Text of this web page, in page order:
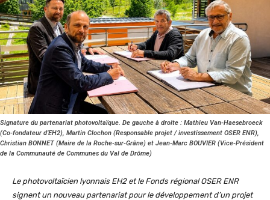
Signature du partenariat photovoltaïque. De gauche à droite : Mathieu Van-Haesebroeck
(Co-fondateur d’EH2), Martin Clochon (Responsable projet / investissement OSER ENR),
Christian BONNET (Maire de la Roche-sur-Grâne) et Jean-Marc BOUVIER (Vice-Président
de la Communauté de Communes du Val de Drôme)
Le photovoltaïcien lyonnais EH2 et le Fonds régional OSER ENR
signent un nouveau partenariat pour le développement d’un projet